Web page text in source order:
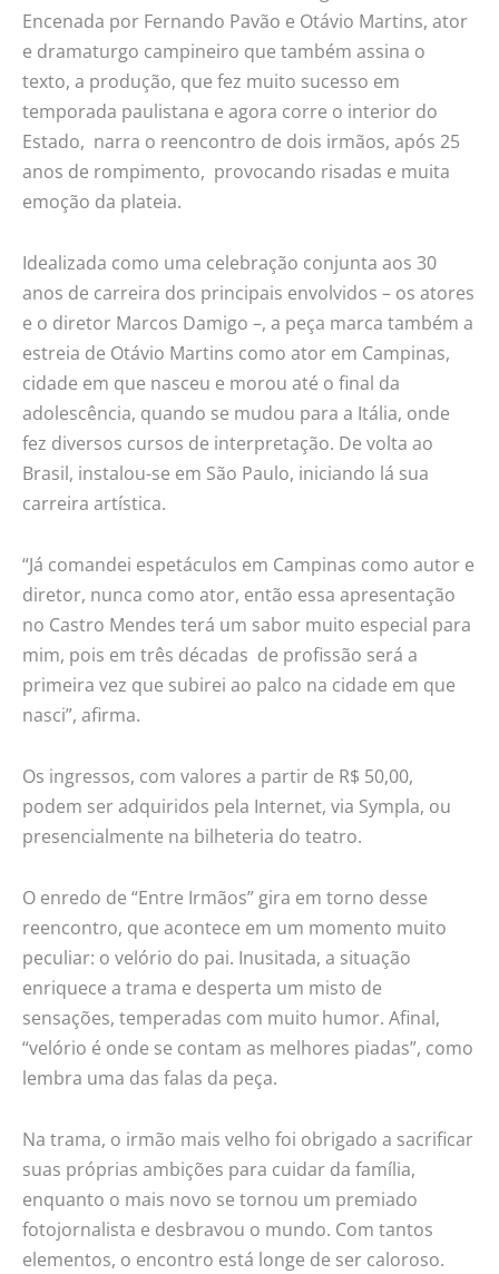
Encenada por Fernando Pavão e Otávio Martins, ator
e dramaturgo campineiro que também assina o
texto, a produção, que fez muito sucesso em
temporada paulistana e agora corre o interior do
Estado, narra o reencontro de dois irmãos, após 25
anos de rompimento, provocando risadas e muita
emoção da plateia.
Idealizada como uma celebração conjunta aos 30
anos de carreira dos principais envolvidos – os atores
e o diretor Marcos Damigo –, a peça marca também a
estreia de Otávio Martins como ator em Campinas,
cidade em que nasceu e morou até o final da
adolescência, quando se mudou para a Itália, onde
fez diversos cursos de interpretação. De volta ao
Brasil, instalou-se em São Paulo, iniciando lá sua
carreira artística.
“Já comandei espetáculos em Campinas como autor e
diretor, nunca como ator, então essa apresentação
no Castro Mendes terá um sabor muito especial para
mim, pois em três décadas de profissão será a
primeira vez que subirei ao palco na cidade em que
nasci”, afirma.
Os ingressos, com valores a partir de R$ 50,00,
podem ser adquiridos pela Internet, via Sympla, ou
presencialmente na bilheteria do teatro.
O enredo de “Entre Irmãos” gira em torno desse
reencontro, que acontece em um momento muito
peculiar: o velório do pai. Inusitada, a situação
enriquece a trama e desperta um misto de
sensações, temperadas com muito humor. Afinal,
“velório é onde se contam as melhores piadas”, como
lembra uma das falas da peça.
Na trama, o irmão mais velho foi obrigado a sacrificar
suas próprias ambições para cuidar da família,
enquanto o mais novo se tornou um premiado
fotojornalista e desbravou o mundo. Com tantos
elementos, o encontro está longe de ser caloroso.